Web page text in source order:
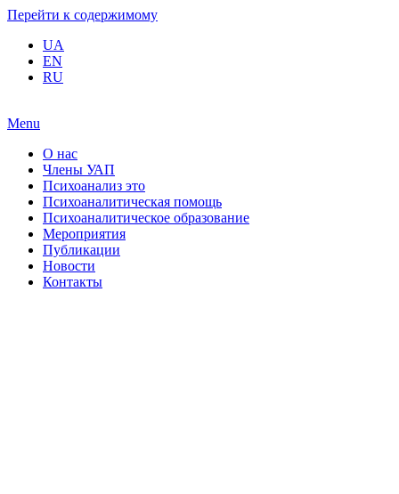
Перейти к содержимому
UA
EN
RU
Menu
О нас
Члены УАП
Психоанализ это
Психоаналитическая помощь
Психоаналитическое образование
Мероприятия
Публикации
Новости
Контакты